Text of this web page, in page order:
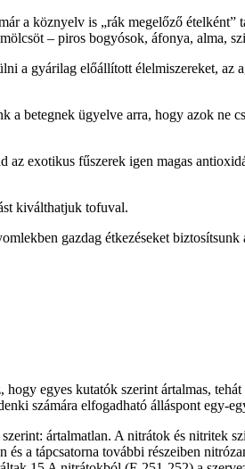
a köznyelv is „rák megelőző
– piros bogyósok, áfonya, alma,
a gyárilag előállított élelmiszereket,
betegnek ügyelve arra, hogy azok ne
exotikus fűszerek igen magas
kiválthatjuk tofuval.
gazdag étkezéseket biztosítsunk
egyes kutatók szerint ártalmas,
számára elfogadható álláspont egy-
ártalmatlan. A nitrátok és nitritek
a tápcsatorna további részeiben